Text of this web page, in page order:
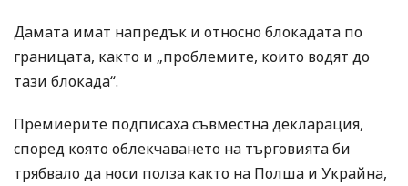
Дамата имат напредък и относно блокадата по
границата, както и „проблемите, които водят до
тази блокада“.
Премиерите подписаха съвместна декларация,
според която облекчаването на търговията би
трябвало да носи полза както на Полша и Украйна,